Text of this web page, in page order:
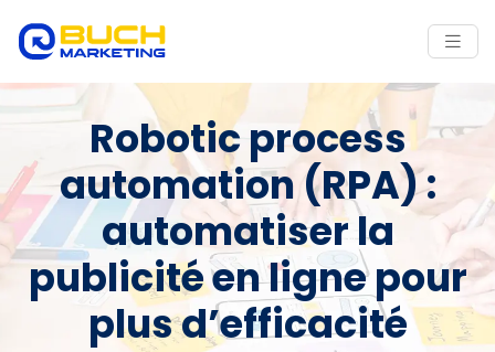
Robotic process
automation (RPA) :
automatiser la
publicité en ligne pour
plus d’efficacité